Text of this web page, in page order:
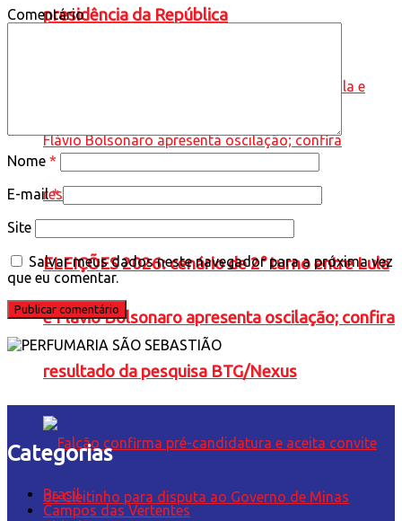
presidência da República
ELEIÇÕES 2026: cenário de 2° turno entre Lula
e Flávio Bolsonaro apresenta oscilação; confira
resultado da pesquisa BTG/Nexus
Comentário
Nome *
E-mail*
Site
Salvar meus dados neste navegador para a próxima vez
que eu comentar.
Categorias
Brasil
Campos das Vertentes